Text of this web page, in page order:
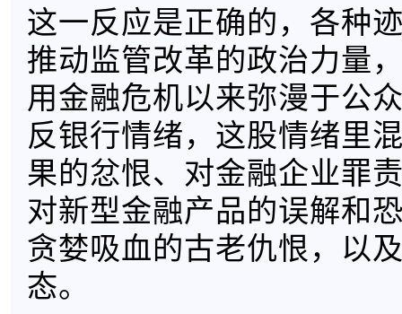
这一反应是正确的，各种
推动监管改革的政治力量
用金融危机以来弥漫于公
反银行情绪，这股情绪里
果的忿恨、对金融企业罪
对新型金融产品的误解和
贪婪吸血的古老仇恨，以
态。